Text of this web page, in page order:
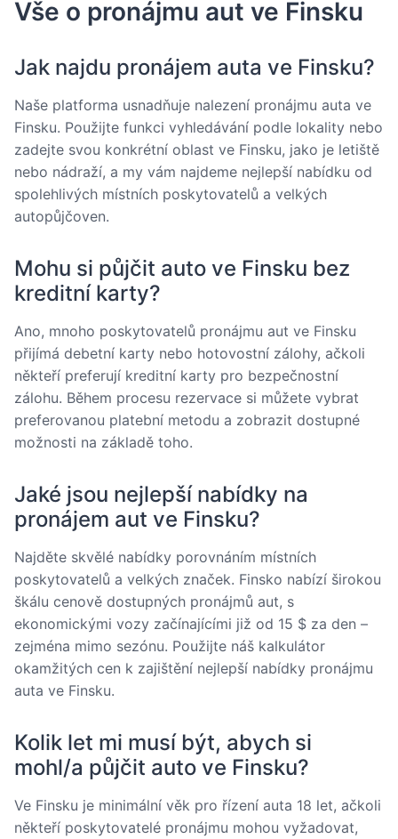
Vše o pronájmu aut ve Finsku
Jak najdu pronájem auta ve Finsku?
Naše platforma usnadňuje nalezení pronájmu auta ve
Finsku. Použijte funkci vyhledávání podle lokality nebo
zadejte svou konkrétní oblast ve Finsku, jako je letiště
nebo nádraží, a my vám najdeme nejlepší nabídku od
spolehlivých místních poskytovatelů a velkých
autopůjčoven.
Mohu si půjčit auto ve Finsku bez
kreditní karty?
Ano, mnoho poskytovatelů pronájmu aut ve Finsku
přijímá debetní karty nebo hotovostní zálohy, ačkoli
někteří preferují kreditní karty pro bezpečnostní
zálohu. Během procesu rezervace si můžete vybrat
preferovanou platební metodu a zobrazit dostupné
možnosti na základě toho.
Jaké jsou nejlepší nabídky na
pronájem aut ve Finsku?
Najděte skvělé nabídky porovnáním místních
poskytovatelů a velkých značek. Finsko nabízí širokou
škálu cenově dostupných pronájmů aut, s
ekonomickými vozy začínajícími již od 15 $ za den –
zejména mimo sezónu. Použijte náš kalkulátor
okamžitých cen k zajištění nejlepší nabídky pronájmu
auta ve Finsku.
Kolik let mi musí být, abych si
mohl/a půjčit auto ve Finsku?
Ve Finsku je minimální věk pro řízení auta 18 let, ačkoli
někteří poskytovatelé pronájmu mohou vyžadovat,